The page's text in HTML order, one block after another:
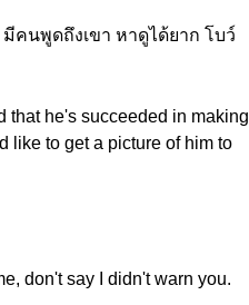
มีคนพูดถึงเขา หาดูได้ยาก โบว์
that he's succeeded in making
like to get a picture of him to
don't say I didn't warn you.